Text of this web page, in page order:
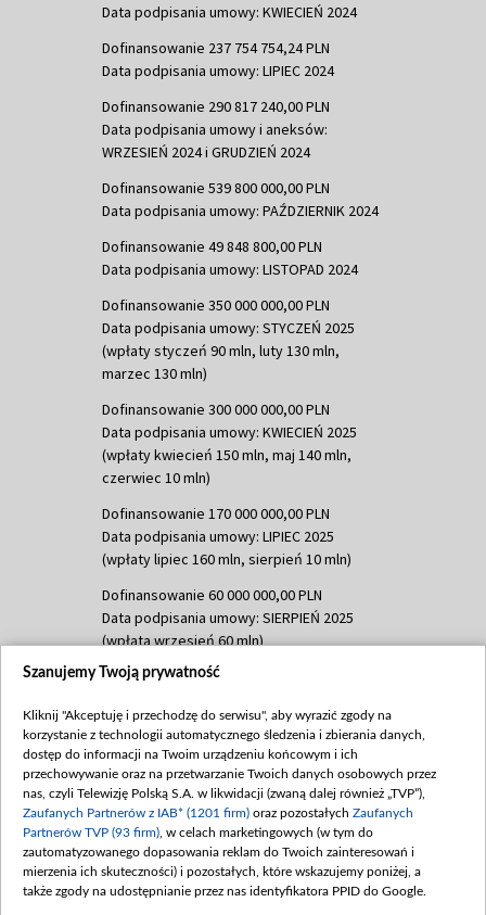
Data podpisania umowy: KWIECIEŃ 2024
Dofinansowanie 237 754 754,24 PLN
Data podpisania umowy: LIPIEC 2024
Dofinansowanie 290 817 240,00 PLN
Data podpisania umowy i aneksów:
WRZESIEŃ 2024 i GRUDZIEŃ 2024
Dofinansowanie 539 800 000,00 PLN
Data podpisania umowy: PAŹDZIERNIK 2024
Dofinansowanie 49 848 800,00 PLN
Data podpisania umowy: LISTOPAD 2024
Dofinansowanie 350 000 000,00 PLN
Data podpisania umowy: STYCZEŃ 2025
(wpłaty styczeń 90 mln, luty 130 mln,
marzec 130 mln)
Dofinansowanie 300 000 000,00 PLN
Data podpisania umowy: KWIECIEŃ 2025
(wpłaty kwiecień 150 mln, maj 140 mln,
czerwiec 10 mln)
Dofinansowanie 170 000 000,00 PLN
Data podpisania umowy: LIPIEC 2025
(wpłaty lipiec 160 mln, sierpień 10 mln)
Dofinansowanie 60 000 000,00 PLN
Data podpisania umowy: SIERPIEŃ 2025
(wpłata wrzesień 60 mln)
Dofinansowanie 635 783 051,21 PLN
(wpłata wrzesień 100 mln, październik 350
mln, listopad 265 mln)
Dofinansowanie 48 862 000,00 PLN
Data podpisania umowy: GRUDZIEŃ 2025
(wpłata grudzień 60,548 mln)
Dofinansowanie 900 000 000,00 PLN
Data podpisania umowy: LUTY 2026 (wpłata
Szanujemy Twoją prywatność
Kliknij "Akceptuję i przechodzę do serwisu", aby wyrazić zgody na
korzystanie z technologii automatycznego śledzenia i zbierania danych,
dostęp do informacji na Twoim urządzeniu końcowym i ich
przechowywanie oraz na przetwarzanie Twoich danych osobowych przez
nas, czyli Telewizję Polską S.A. w likwidacji (zwaną dalej również „TVP”),
Zaufanych Partnerów z IAB* (1201 firm) oraz pozostałych Zaufanych
Partnerów TVP (93 firm) , w celach marketingowych (w tym do
zautomatyzowanego dopasowania reklam do Twoich zainteresowań i
mierzenia ich skuteczności) i pozostałych, które wskazujemy poniżej, a
także zgody na udostępnianie przez nas identyfikatora PPID do Google.